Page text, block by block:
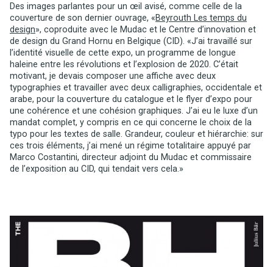
Des images parlantes pour un œil avisé, comme celle de la
couverture de son dernier ouvrage, «Beyrouth Les temps du
design», coproduite avec le Mudac et le Centre d’innovation et
de design du Grand Hornu en Belgique (CID). «J’ai travaillé sur
l’identité visuelle de cette expo, un programme de longue
haleine entre les révolutions et l’explosion de 2020. C’était
motivant, je devais composer une affiche avec deux
typographies et travailler avec deux calligraphies, occidentale et
arabe, pour la couverture du catalogue et le flyer d’expo pour
une cohérence et une cohésion graphiques. J’ai eu le luxe d’un
mandat complet, y compris en ce qui concerne le choix de la
typo pour les textes de salle. Grandeur, couleur et hiérarchie: sur
ces trois éléments, j’ai mené un régime totalitaire appuyé par
Marco Costantini, directeur adjoint du Mudac et commissaire
de l’exposition au CID, qui tendait vers cela.»